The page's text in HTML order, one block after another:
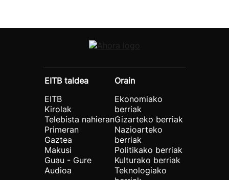
EITB taldea
EITB
Kirolak
Telebista nahieran
Primeran
Gaztea
Makusi
Guau - Gure
Audioa
Orain
Ekonomiako
berriak
Gizarteko berriak
Nazioarteko
berriak
Politikako berriak
Kulturako berriak
Teknologiako